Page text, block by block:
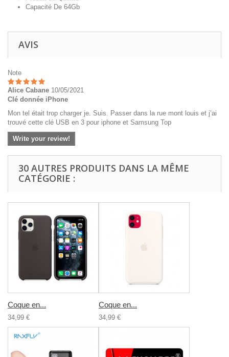
Capacité De 64Gb
AVIS
Note
Alice Cabane 10/05/2021
Clé donnée iPhone
Mon tel était trop charger je. Suis. Passer dans la rue mont louis et j’ai
trouvé cette clé USB en 3 pour iphone et Samsung Top
Write your review!
30 AUTRES PRODUITS DANS LA MÊME
CATÉGORIE :
Coque en...
34,99 €
Coque en...
34,99 €